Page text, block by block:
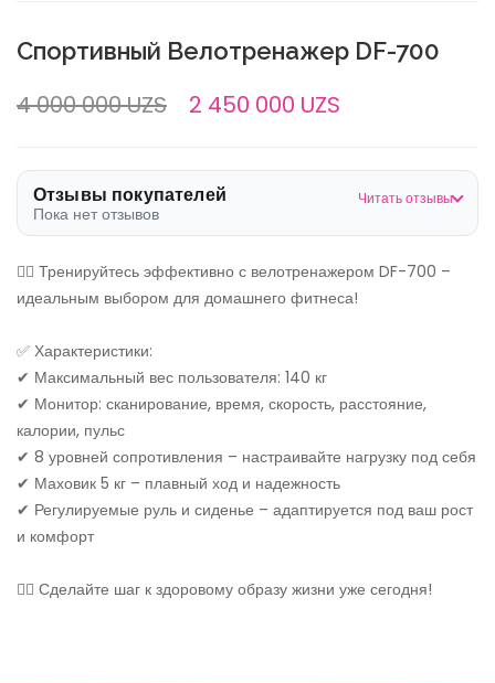
Отзывы покупателей
Пока нет отзывов
Читать отзывы
Спортивный Велотренажер DF-700
4 000 000 UZS 2 450 000 UZS
🏋️‍♂️ Тренируйтесь эффективно с велотренажером DF-700 –
идеальным выбором для домашнего фитнеса!
✅ Характеристики:
✔ Максимальный вес пользователя: 140 кг
✔ Монитор: сканирование, время, скорость, расстояние,
калории, пульс
✔ 8 уровней сопротивления – настраивайте нагрузку под себя
✔ Маховик 5 кг – плавный ход и надежность
✔ Регулируемые руль и сиденье – адаптируется под ваш рост
и комфорт
🚴‍♂️ Сделайте шаг к здоровому образу жизни уже сегодня!